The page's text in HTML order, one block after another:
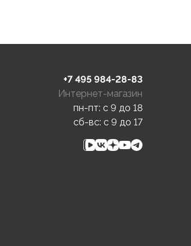
+7 495 984-28-83
Интернет-магазин
пн-пт: c 9 до 18
сб-вс: c 9 до 17